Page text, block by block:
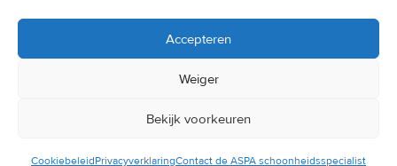
Accepteren
Weiger
Bekijk voorkeuren
CookiebeleidPrivacyverklaringContact de ASPA schoonheidsspecialist
© 2025 ASPA Direct